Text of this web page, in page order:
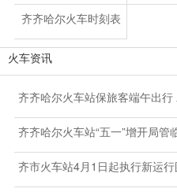
齐齐哈尔火车时刻表
火车资讯
齐齐哈尔火车站保旅客端午出
齐齐哈尔火车站“五一”增开局管
齐市火车站4月1日起执行新运行